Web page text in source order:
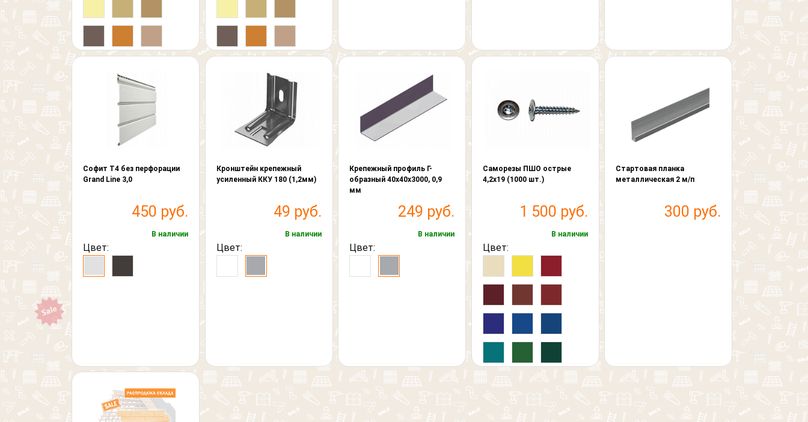
Софит T4 без перфорации
Grand Line 3,0
450 руб.
В наличии
Цвет:
Кронштейн крепежный
усиленный ККУ 180 (1,2мм)
49 руб.
В наличии
Цвет:
Крепежный профиль Г-
образный 40х40х3000, 0,9
мм
249 руб.
В наличии
Цвет:
Саморезы ПШО острые
4,2х19 (1000 шт.)
1 500 руб.
В наличии
Цвет:
Стартовая планка
металлическая 2 м/п
300 руб.